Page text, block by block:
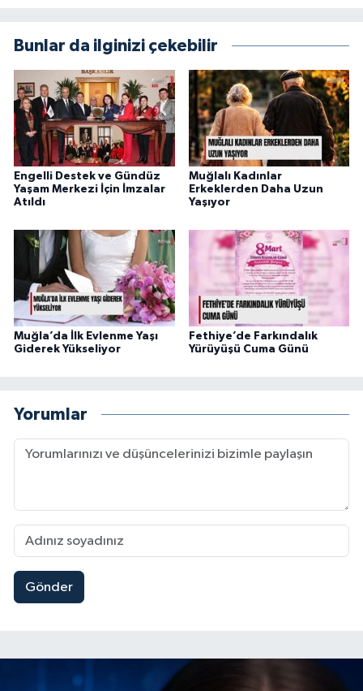
Bunlar da ilginizi çekebilir
Engelli Destek ve Gündüz
Yaşam Merkezi İçin İmzalar
Atıldı
Muğlalı Kadınlar
Erkeklerden Daha Uzun
Yaşıyor
Muğla’da İlk Evlenme Yaşı
Giderek Yükseliyor
Fethiye’de Farkındalık
Yürüyüşü Cuma Günü
Yorumlar
Gönder